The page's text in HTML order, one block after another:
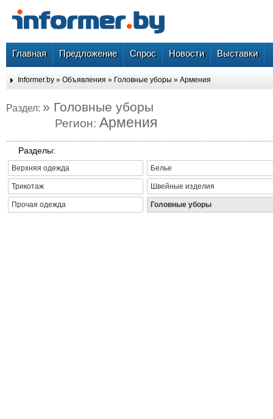
Главная Предложение Спрос Новости Выставки
Informer.by » Объявления » Головные уборы » Армения
Раздел: » Головные уборы
Регион: Армения
Разделы:
Верхняя одежда Белье
Трикотаж Швейные изделия
Прочая одежда Головные уборы